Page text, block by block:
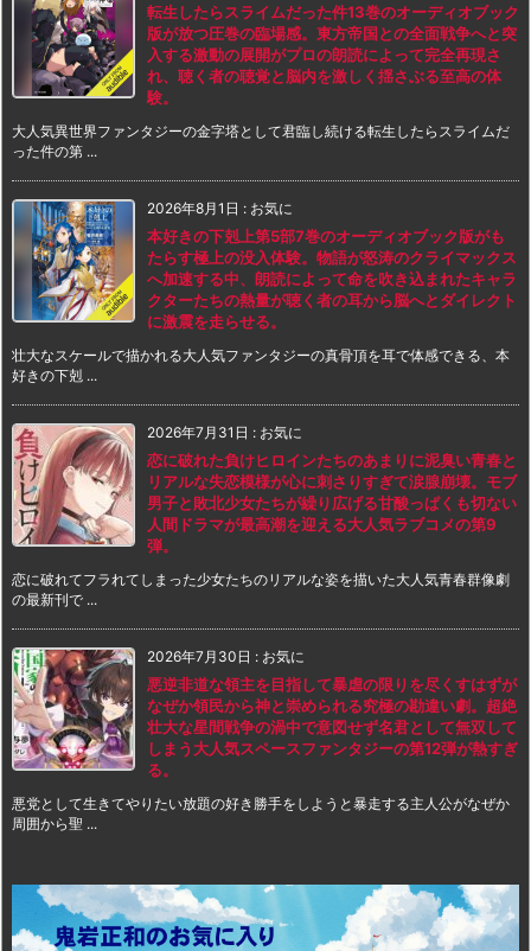
転生したらスライムだった件13巻のオーディオブック
版が放つ圧巻の臨場感。東方帝国との全面戦争へと突
入する激動の展開がプロの朗読によって完全再現さ
れ、聴く者の聴覚と脳内を激しく揺さぶる至高の体
験。
大人気異世界ファンタジーの金字塔として君臨し続ける転生したらスライムだ
った件の第 ...
2026年8月1日 : お気に
本好きの下剋上第5部7巻のオーディオブック版がも
たらす極上の没入体験。物語が怒涛のクライマックス
へ加速する中、朗読によって命を吹き込まれたキャラ
クターたちの熱量が聴く者の耳から脳へとダイレクト
に激震を走らせる。
壮大なスケールで描かれる大人気ファンタジーの真骨頂を耳で体感できる、本
好きの下剋 ...
2026年7月31日 : お気に
恋に破れた負けヒロインたちのあまりに泥臭い青春と
リアルな失恋模様が心に刺さりすぎて涙腺崩壊。モブ
男子と敗北少女たちが繰り広げる甘酸っぱくも切ない
人間ドラマが最高潮を迎える大人気ラブコメの第9
弾。
恋に破れてフラれてしまった少女たちのリアルな姿を描いた大人気青春群像劇
の最新刊で ...
2026年7月30日 : お気に
悪逆非道な領主を目指して暴虐の限りを尽くすはずが
なぜか領民から神と崇められる究極の勘違い劇。超絶
壮大な星間戦争の渦中で意図せず名君として無双して
しまう大人気スペースファンタジーの第12弾が熱すぎ
る。
悪党として生きてやりたい放題の好き勝手をしようと暴走する主人公がなぜか
周囲から聖 ...